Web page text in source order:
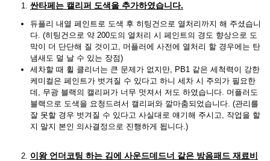
싼타페는 캘리퍼 도색을 추가하였습니다.
듀플리 내열 페인트로 도색 후 히팅건으로 열처리까지 해 주셨습니
다. (히팅건으로 약 200도의 열처리 시 페인트의 경도 향상으로 도
막이 더 단단해 질 것이고, 머플러에 사전에 열처리 할 경우에는 탄
냄새도 덜 날 수 있는 장점)
세차할 때 휠 클리너는 큰 문제가 없지만, PB1 같은 세척력이 강한
케미컬은 페인트가 벗겨질 수 있다고 하니 세차 시 주의가 필요한
데, 무광 블랙의 캘리퍼가 너무 멋져서 저도 하였습니다. 머플러도
블랙으로 도색을 요청드려서 캘리퍼와 깔마춤되었습니다. (관리를
잘 못할 경우 벗겨질 수 있다고 사실대로 얘기해 주시고, 작업을 할
지 말지 본인 의사결정으로 진행하게 됩니다.)
이왕 언더코팅 하는 김에 사운드데드너 같은 방음패드 재료비